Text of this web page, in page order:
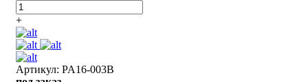
+
Артикул: PA16-003B